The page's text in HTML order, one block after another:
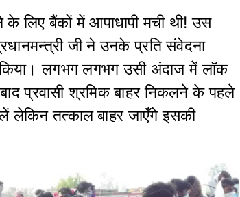
के लिए बैंकों में आपाधापी मची थी! उस
जी ने उनके प्रति संवेदना
किया। लगभग लगभग उसी अंदाज में लॉक
प्रवासी श्रमिक बाहर निकलने के पहले
तत्काल बाहर जाएँगे इसकी